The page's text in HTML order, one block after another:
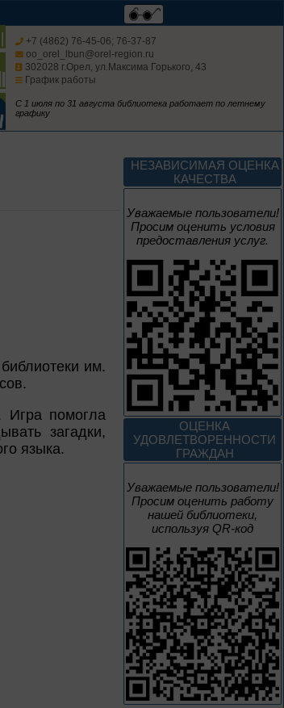
+7 (4862) 76-45-06; 76-37-87
oo_orel_lbun@orel-region.ru
302028 г.Орел, ул.Максима Горького, 43
График работы
С 1 июля по 31 августа библиотека работает по летнему
графику
им.
Игра помогла
загадки,
языка.
НЕЗАВИСИМАЯ ОЦЕНКА
КАЧЕСТВА
Уважаемые пользователи!
Просим оценить условия
предоставления услуг.
ОЦЕНКА
УДОВЛЕТВОРЕННОСТИ
ГРАЖДАН
Уважаемые пользователи!
Просим оценить работу
нашей библиотеки,
используя QR-код
10 – 24 августа
Sir Walter Scott
18 – 26 августа
Сын сложного века
К 155 летию со дня рождения
Л. Н. Андреева
1 июня – 30
августа
Культурная суббота.
Краеведение: в
помощь участника
1 июня – 31
августа
Безопасным будет
путь!
1 – 31 августа
Книги юбиляры 2026
Метаморфозы
Пиноккио
К 145-летию выхода книги
Карло Коллоди «Приключения
Пиноккио»
1 – 31 августа
Полёт над
столетиями